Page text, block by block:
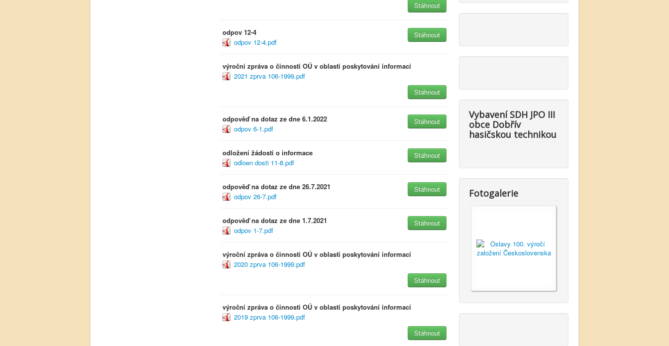
Stáhnout
odpov 12-4
odpov 12-4.pdf
Stáhnout
výroční zpráva o činnosti OÚ v oblasti poskytování informací
2021 zprva 106-1999.pdf
Stáhnout
odpověď na dotaz ze dne 6.1.2022
odpov 6-1.pdf
Stáhnout
odložení žádosti o informace
odloen dosti 11-8.pdf
Stáhnout
odpověď na dotaz ze dne 26.7.2021
odpov 26-7.pdf
Stáhnout
odpověď na dotaz ze dne 1.7.2021
odpov 1-7.pdf
Stáhnout
výroční zpráva o činnosti OÚ v oblasti poskytování informací
2020 zprva 106-1999.pdf
Stáhnout
výroční zpráva o činnosti OÚ v oblasti poskytování informací
2019 zprva 106-1999.pdf
Stáhnout
Vybavení SDH JPO III
obce Dobřív
hasičskou technikou
Fotogalerie